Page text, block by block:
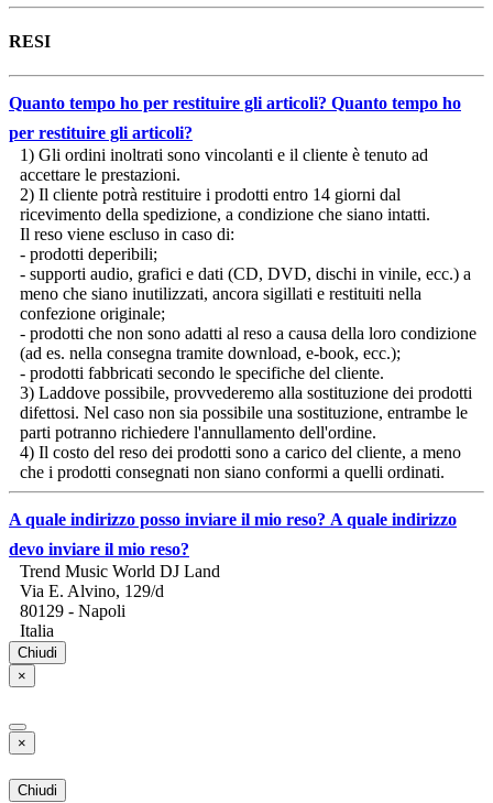
RESI
Quanto tempo ho per restituire gli articoli? Quanto tempo ho
per restituire gli articoli?
1) Gli ordini inoltrati sono vincolanti e il cliente è tenuto ad
accettare le prestazioni.
2) Il cliente potrà restituire i prodotti entro 14 giorni dal
ricevimento della spedizione, a condizione che siano intatti.
Il reso viene escluso in caso di:
- prodotti deperibili;
- supporti audio, grafici e dati (CD, DVD, dischi in vinile, ecc.) a
meno che siano inutilizzati, ancora sigillati e restituiti nella
confezione originale;
- prodotti che non sono adatti al reso a causa della loro condizione
(ad es. nella consegna tramite download, e-book, ecc.);
- prodotti fabbricati secondo le specifiche del cliente.
3) Laddove possibile, provvederemo alla sostituzione dei prodotti
difettosi. Nel caso non sia possibile una sostituzione, entrambe le
parti potranno richiedere l'annullamento dell'ordine.
4) Il costo del reso dei prodotti sono a carico del cliente, a meno
che i prodotti consegnati non siano conformi a quelli ordinati.
A quale indirizzo posso inviare il mio reso? A quale indirizzo
devo inviare il mio reso?
Trend Music World DJ Land
Via E. Alvino, 129/d
80129 - Napoli
Italia
Chiudi
×
×
Chiudi